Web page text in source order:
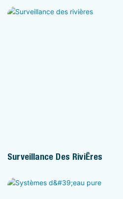
Surveillance Des Rivières